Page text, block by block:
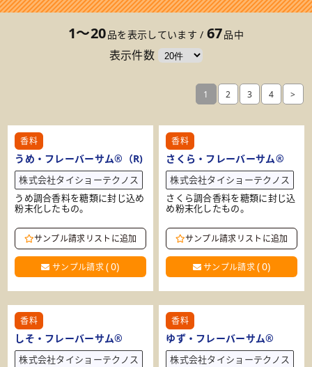
1～20品を表示しています / 67品中
表示件数
1 2 3 4 >
香料
うめ・フレーバーサム®（R)
株式会社タイショーテクノス
うめ調合香料を糖類に封じ込め
粉末化したもの。
サンプル請求リストに追加
サンプル請求(0)
香料
さくら・フレーバーサム®
株式会社タイショーテクノス
さくら調合香料を糖類に封じ込
め粉末化したもの。
サンプル請求リストに追加
サンプル請求(0)
香料
しそ・フレーバーサム®
株式会社タイショーテクノス
香料
ゆず・フレーバーサム®
株式会社タイショーテクノス